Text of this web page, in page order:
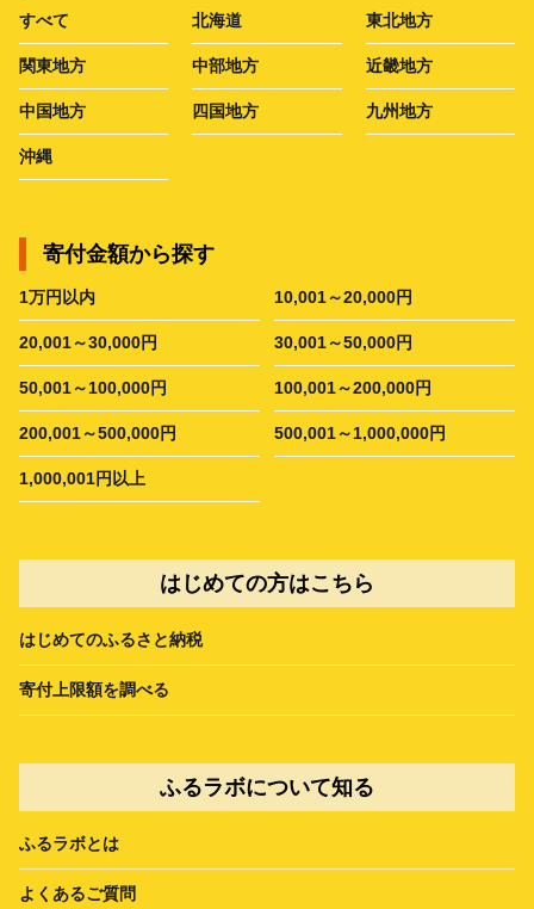
すべて 北海道 東北地方
関東地方 中部地方 近畿地方
中国地方 四国地方 九州地方
沖縄
寄付金額から探す
1万円以内 10,001～20,000円
20,001～30,000円 30,001～50,000円
50,001～100,000円 100,001～200,000円
200,001～500,000円 500,001～1,000,000円
1,000,001円以上
はじめての方はこちら
はじめてのふるさと納税
寄付上限額を調べる
ふるラボについて知る
ふるラボとは
よくあるご質問